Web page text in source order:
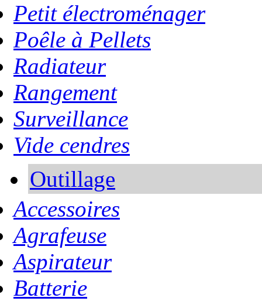
Petit électroménager
Poêle à Pellets
Radiateur
Rangement
Surveillance
Vide cendres
Outillage
Accessoires
Agrafeuse
Aspirateur
Batterie